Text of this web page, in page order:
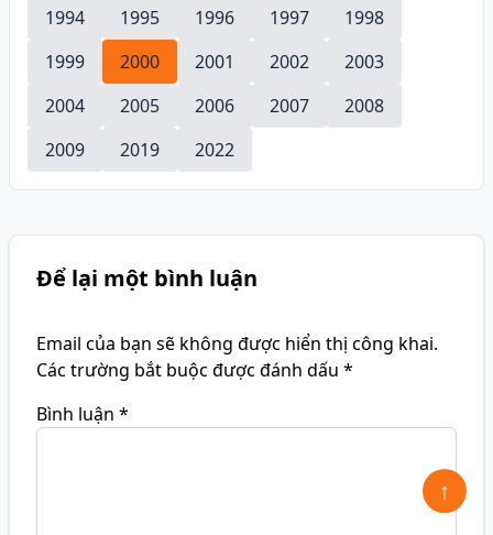
1994
1995 1996 1997
1998
1999
2000 2001 2002
2003
2004
2005 2006 2007
2008
2009
2019 2022
Để lại một bình luận
Email của bạn sẽ không được hiển thị công khai.
Các trường bắt buộc được đánh dấu *
Bình luận *
↑